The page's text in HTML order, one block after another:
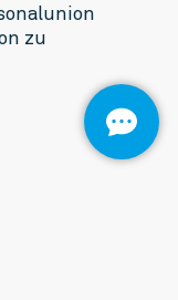
zu